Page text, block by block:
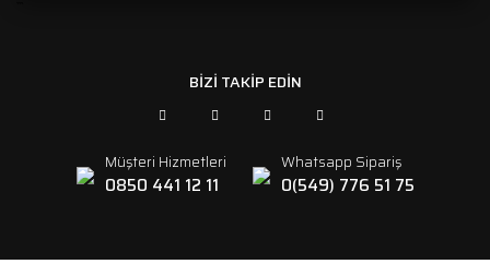
BİZİ TAKİP EDİN
Müşteri Hizmetleri
0850 441 12 11
Whatsapp Sipariş
0(549) 776 51 75